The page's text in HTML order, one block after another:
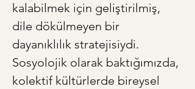
kalabilmek için geliştirilmiş,
dile dökülmeyen bir
dayanıklılık stratejisiydi.
Sosyolojik olarak baktığımızda,
kolektif kültürlerde bireysel